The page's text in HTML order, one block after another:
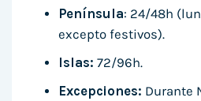
Península: 24/48h
excepto festivos).
Islas: 72/96h.
Excepciones: Durante